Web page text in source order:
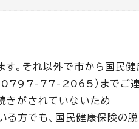
。それ以外で市から国民
0797-77-2065）までご連
きがされていないため
る方でも、国民健康保険の